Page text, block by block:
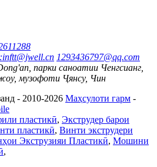
inftt@jwell.cn 1293436797@qq.com
парки саноатии Ченгсианг,
музофоти Ҷянсу, Чин
- 2010-2026 Маҳсулоти гарм -
пластикӣ, Экструдер барои
пластикӣ, Винти экструдери
Экструзияи Пластикӣ, Мошини
,